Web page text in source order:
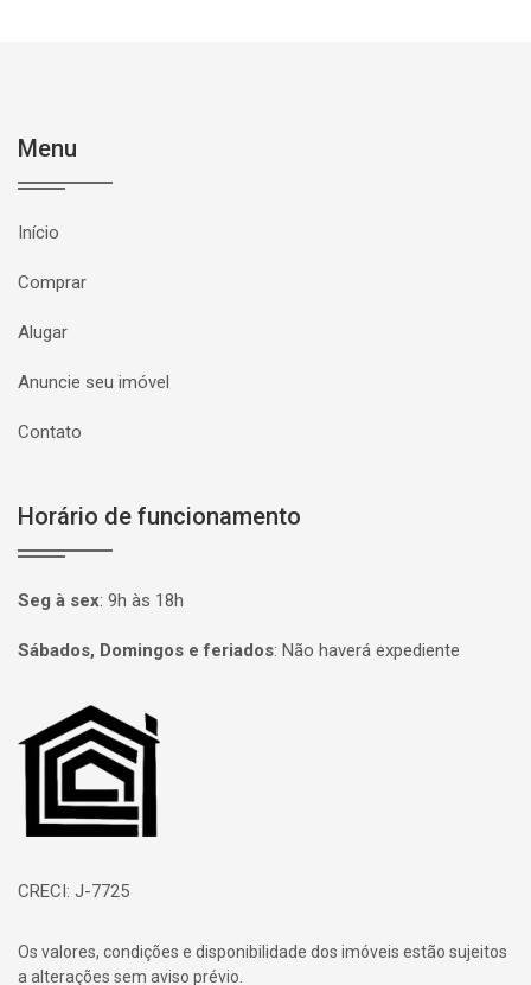
Menu
Início
Comprar
Alugar
Anuncie seu imóvel
Contato
Horário de funcionamento
Seg à sex: 9h às 18h
Sábados, Domingos e feriados: Não haverá expediente
Página inicial
CRECI: J-7725
Os valores, condições e disponibilidade dos imóveis estão sujeitos
a alterações sem aviso prévio.